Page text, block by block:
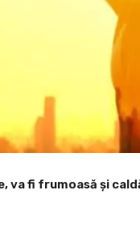
va fi frumoasă și